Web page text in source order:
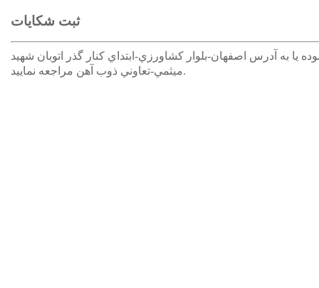
ثبت شکایات
با شماره تلفن 03132110 تماس حاصل نموده یا به آدرس اصفهان-بلوار کشاورزي-ابتداي کنار گذر اتوبان شهيد
ميثمي-تعاوني ذوب آهن مراجعه نمایید.